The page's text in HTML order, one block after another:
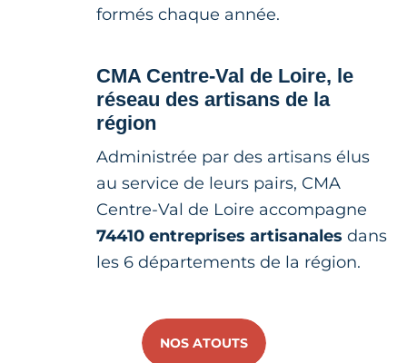
formés chaque année.
CMA Centre-Val de Loire, le
réseau des artisans de la
région
Administrée par des artisans élus
au service de leurs pairs, CMA
Centre-Val de Loire accompagne
74410 entreprises artisanales dans
les 6 départements de la région.
NOS ATOUTS